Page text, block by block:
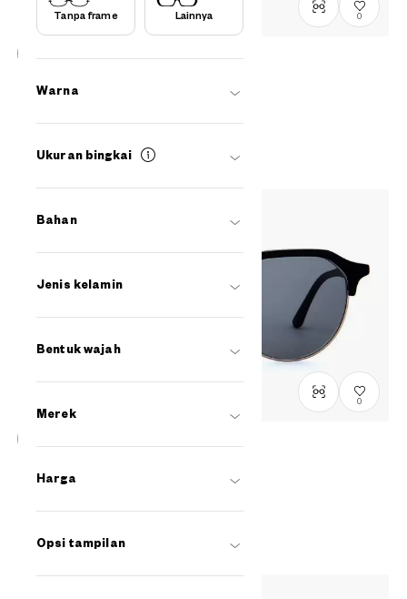
Tanpa frame Lainnya
Warna
Ukuran bingkai
Bahan
Jenis kelamin
Bentuk wajah
Merek
Harga
Opsi tampilan
0
OWNDAYS | SUN
0
OWNDAYS | SUN
Rp1,199,000